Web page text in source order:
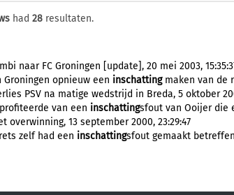
had 28 resultaten.
naar FC Groningen [update], 20 mei 2003,
Groningen opnieuw een inschattingmaken van de
PSV na matige wedstrijd in Breda, 5 oktober
van een inschattingsfout van Ooijer die
overwinning, 13 september 2000, 23:29:47
zelf had een inschattingsfout gemaakt